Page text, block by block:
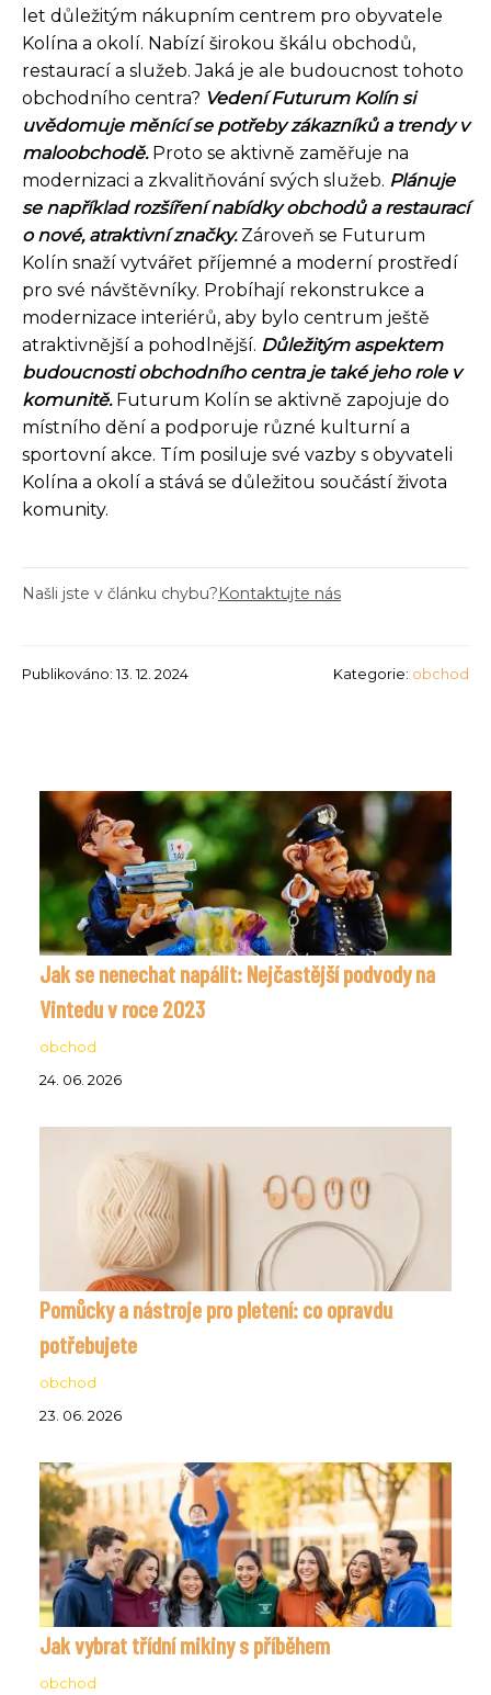
let důležitým nákupním centrem pro obyvatele
Kolína a okolí. Nabízí širokou škálu obchodů,
restaurací a služeb. Jaká je ale budoucnost tohoto
obchodního centra? Vedení Futurum Kolín si
uvědomuje měnící se potřeby zákazníků a trendy v
maloobchodě.Proto se aktivně zaměřuje na
modernizaci a zkvalitňování svých služeb. Plánuje
se například rozšíření nabídky obchodů a restaurací
o nové, atraktivní značky.Zároveň se Futurum
Kolín snaží vytvářet příjemné a moderní prostředí
pro své návštěvníky. Probíhají rekonstrukce a
modernizace interiérů, aby bylo centrum ještě
atraktivnější a pohodlnější. Důležitým aspektem
budoucnosti obchodního centra je také jeho role v
komunitě.Futurum Kolín se aktivně zapojuje do
místního dění a podporuje různé kulturní a
sportovní akce. Tím posiluje své vazby s obyvateli
Kolína a okolí a stává se důležitou součástí života
komunity.
Našli jste v článku chybu?Kontaktujte nás
Publikováno: 13. 12. 2024 Kategorie: obchod
Jak se nenechat napálit: Nejčastější podvody na
Vintedu v roce 2023
obchod
24. 06. 2026
Pomůcky a nástroje pro pletení: co opravdu
potřebujete
obchod
23. 06. 2026
Jak vybrat třídní mikiny s příběhem
obchod